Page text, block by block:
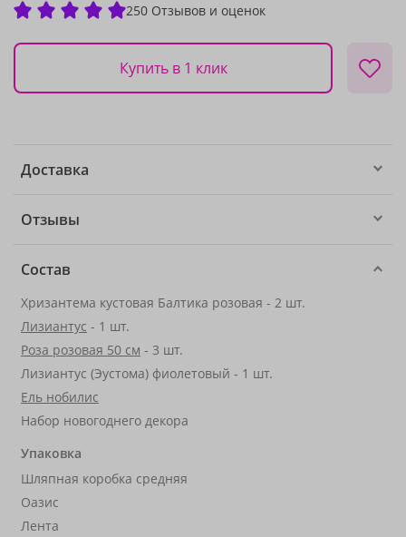
250 Отзывов и оценок
Купить в 1 клик
Доставка
Отзывы
Состав
Хризантема кустовая Балтика розовая - 2 шт.
Лизиантус - 1 шт.
Роза розовая 50 см - 3 шт.
Лизиантус (Эустома) фиолетовый - 1 шт.
Ель нобилис
Набор новогоднего декора
Упаковка
Шляпная коробка средняя
Оазис
Лента